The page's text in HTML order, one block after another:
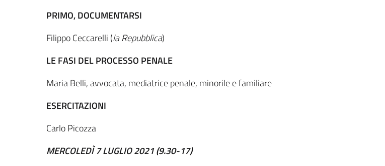
PRIMO, DOCUMENTARSI
Filippo Ceccarelli (la Repubblica)
LE FASI DEL PROCESSO PENALE
Maria Belli, avvocata, mediatrice penale, minorile e familiare
ESERCITAZIONI
Carlo Picozza
MERCOLEDÌ 7 LUGLIO 2021 (9.30-17)